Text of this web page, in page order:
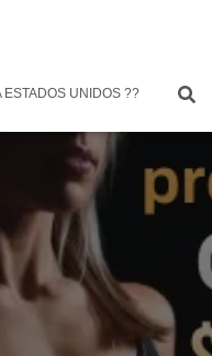
ESTADOS UNIDOS ??